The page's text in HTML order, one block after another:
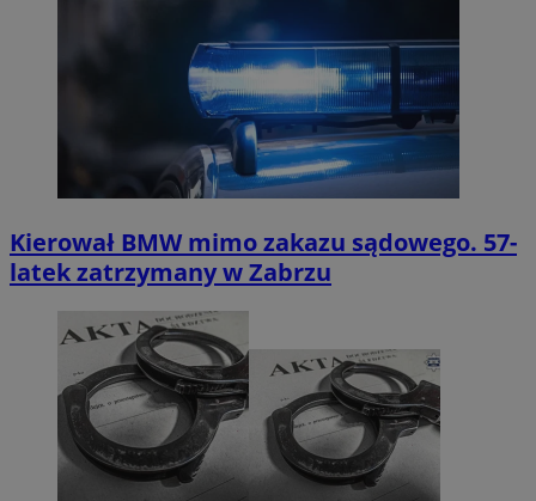
Kierował BMW mimo zakazu sądowego. 57-
latek zatrzymany w Zabrzu